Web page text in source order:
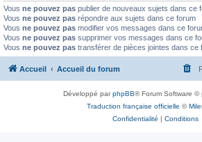
Vous ne pouvez pas publier de nouveaux sujets dans ce
Vous ne pouvez pas répondre aux sujets dans ce forum
Vous ne pouvez pas modifier vos messages dans ce
Vous ne pouvez pas supprimer vos messages dans ce
Vous ne pouvez pas transférer de pièces jointes dans ce
Accueil Accueil du forum
Développé parphpBB® Forum Software ©
Traduction française officielle ©
Confidentialité | Conditions